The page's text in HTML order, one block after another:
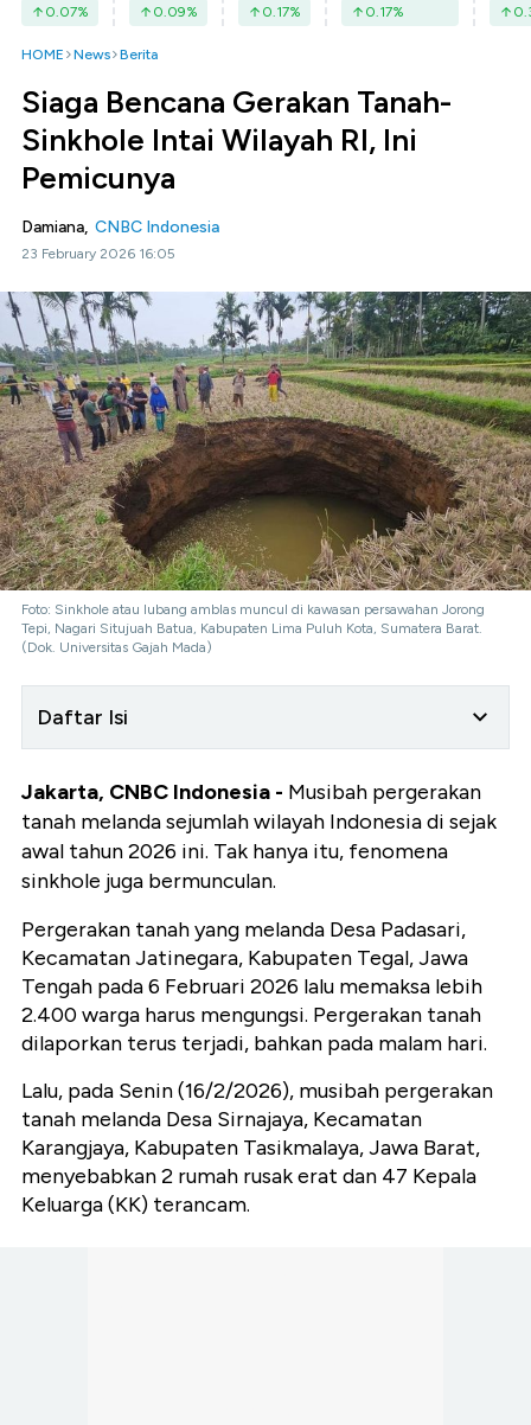
0.07% 0.09% 0.17% 0.17%
HOME News Berita
Siaga Bencana Gerakan Tanah-
Sinkhole Intai Wilayah RI, Ini
Pemicunya
Damiana, CNBC Indonesia
23 February 2026 16:05
Foto: Sinkhole atau lubang amblas muncul di kawasan persawahan Jorong
Tepi, Nagari Situjuah Batua, Kabupaten Lima Puluh Kota, Sumatera Barat.
(Dok. Universitas Gajah Mada)
Daftar Isi
Jakarta, CNBC Indonesia - Musibah pergerakan
tanah melanda sejumlah wilayah Indonesia di sejak
awal tahun 2026 ini. Tak hanya itu, fenomena
sinkhole juga bermunculan.
Pergerakan tanah yang melanda Desa Padasari,
Kecamatan Jatinegara, Kabupaten Tegal, Jawa
Tengah pada 6 Februari 2026 lalu memaksa lebih
2.400 warga harus mengungsi. Pergerakan tanah
dilaporkan terus terjadi, bahkan pada malam hari.
Lalu, pada Senin (16/2/2026), musibah pergerakan
tanah melanda Desa Sirnajaya, Kecamatan
Karangjaya, Kabupaten Tasikmalaya, Jawa Barat,
menyebabkan 2 rumah rusak erat dan 47 Kepala
Keluarga (KK) terancam.